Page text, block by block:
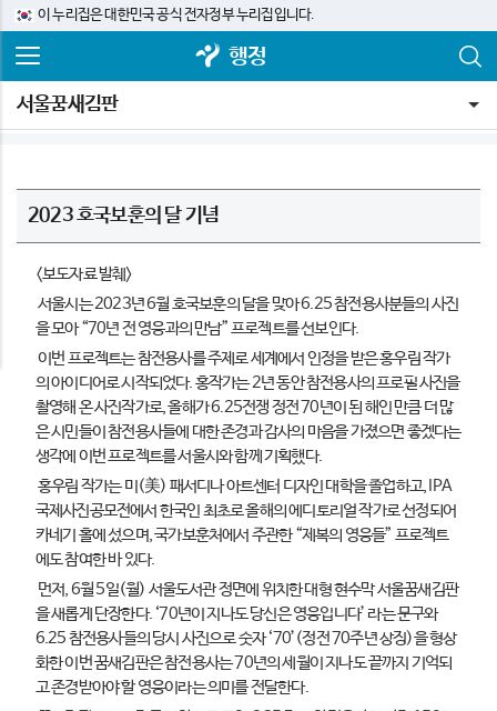
이 누리집은 대한민국 공식 전자정부 누리집입니다.
행정
서울꿈새김판
2023 호국보훈의 달 기념
<보도자료 발췌>
서울시는 2023년 6월 호국보훈의 달을 맞아 6.25 참전용사분들의 사진
을 모아 “70년 전 영웅과의 만남” 프로젝트를 선보인다.
이번 프로젝트는 참전용사를 주제로 세계에서 인정을 받은 홍우림 작가
의 아이디어로 시작되었다. 홍작가는 2년 동안 참전용사의 프로필 사진을
촬영해 온 사진작가로, 올해가 6.25전쟁 정전 70년이 된 해인 만큼 더 많
은 시민들이 참전용사들에 대한 존경과 감사의 마음을 가졌으면 좋겠다는
생각에 이번 프로젝트를 서울시와 함께 기획했다.
홍우림 작가는 미(美) 패서디나 아트센터 디자인 대학을 졸업하고, IPA
국제사진공모전에서 한국인 최초로 올해의 에디토리얼 작가로 선정되어
카네기 홀에 섰으며, 국가보훈처에서 주관한 “제복의 영웅들” 프로젝트
에도 참여한 바 있다.
먼저, 6월 5일(월) 서울도서관 정면에 위치한 대형 현수막 서울꿈새김판
을 새롭게 단장한다. ‘70년이 지나도 당신은 영웅입니다’ 라는 문구와
6.25 참전용사들의 당시 사진으로 숫자 ‘70’(정전 70주년 상징)을 형상
화한 이번 꿈새김판은 참전용사는 70년의 세월이 지나도 끝까지 기억되
고 존경받아야 할 영웅이라는 의미를 전달한다.